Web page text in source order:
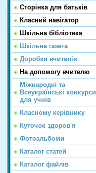
Сторінка для батьків
Класний навігатор
Шкільна бібліотека
Шкільна газета
Доробки вчителів
На допомогу вчителю
Міжнародні та
Всеукраїнські конкурси
для учнів
Класному керівнику
Куточок здоров'я
Фотоальбоми
Каталог статей
Каталог файлів